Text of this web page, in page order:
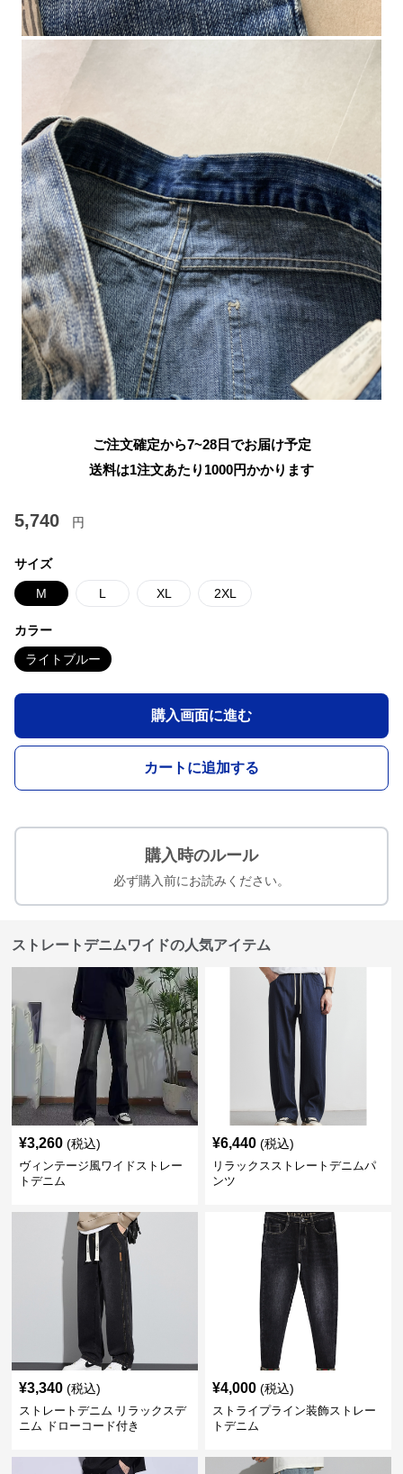
ご注文確定から7~28日でお届け予定
送料は1注文あたり 1000円かかります
5,740 円
サイズ
M L XL 2XL
カラー
ライトブルー
購入画面に進む
カートに追加する
購入時のルール
必ず購入前にお読みください。
ストレートデニムワイドの人気アイテム
¥3,260 (税込)
ヴィンテージ風ワイドストレー
トデニム
¥6,440 (税込)
リラックスストレートデニムパ
ンツ
¥3,340 (税込)
ストレートデニム リラックスデ
ニム ドローコード付き
¥4,000 (税込)
ストライプライン装飾ストレー
トデニム